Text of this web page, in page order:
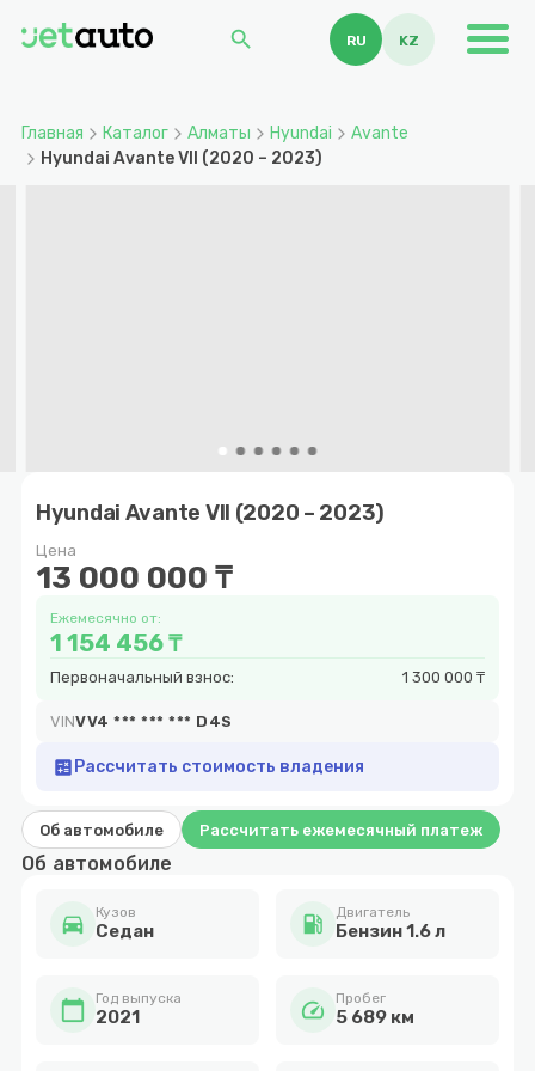
search RU KZ
Главная Каталог Алматы Hyundai
Avante
Hyundai Avante VII (2020 – 2023)
Hyundai Avante VII (2020 – 2023)
Цена
13 000 000 ₸
Ежемесячно от:
1 154 456 ₸
Первоначальный взнос: 1 300 000 ₸
VINVV4 *** *** *** D4S
calculate Рассчитать стоимость владения
Об автомобиле Рассчитать ежемесячный платеж
Об автомобиле
directions_car Кузов
Cедан local_gas_station Двигатель
Бензин 1.6 л
calendar_today Год выпуска
2021 speed Пробег
5 689 км